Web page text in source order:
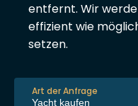
entfernt. Wir
effizient wie
setzen.
Art der Anfrage